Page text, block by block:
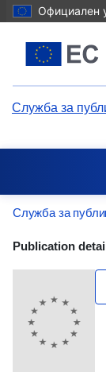
Официален
Служба за
Служба за
Publication